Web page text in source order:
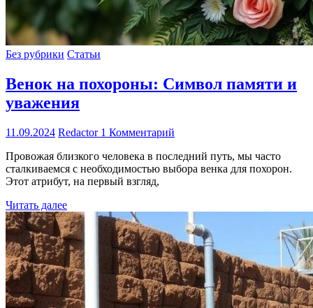
Без рубрики Статьи
Венок на похороны: Символ памяти и
уважения
11.09.2024 Redactor 1 Комментарий
Провожая близкого человека в последний путь, мы часто
сталкиваемся с необходимостью выбора венка для похорон.
Этот атрибут, на первый взгляд,
Читать далее